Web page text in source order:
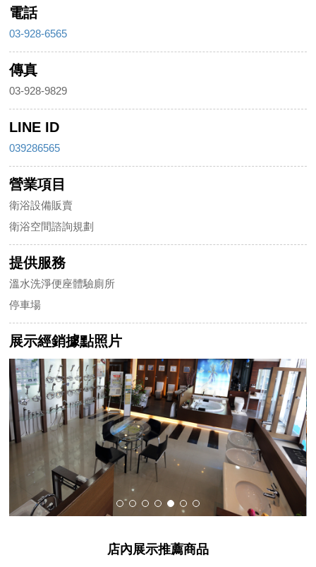
電話
03-928-6565
傳真
03-928-9829
LINE ID
039286565
營業項目
衛浴設備販賣
衛浴空間諮詢規劃
提供服務
溫水洗淨便座體驗廁所
停車場
展示經銷據點照片
店內展示推薦商品